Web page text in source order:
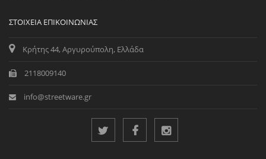
ΣΤΟΙΧΕΊΑ ΕΠΙΚΟΙΝΩΝΊΑΣ
Κρήτης 44, Αργυρούπολη, Ελλάδα
2118009140
info@streetware.gr